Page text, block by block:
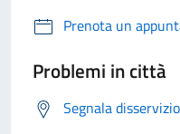
Prenota un
Problemi in città
Segnala disservizio